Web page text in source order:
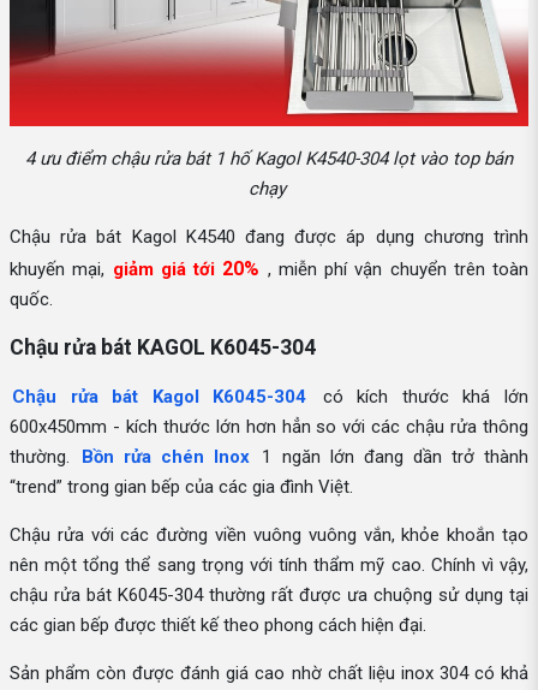
4 ưu điểm chậu rửa bát 1 hố Kagol K4540-304 lọt vào top bán
chạy
Chậu rửa bát Kagol K4540 đang được áp dụng chương trình
khuyến mại, giảm giá tới 20% , miễn phí vận chuyển trên toàn
quốc.
Chậu rửa bát KAGOL K6045-304
Chậu rửa bát Kagol K6045-304
có kích thước khá lớn
600x450mm - kích thước lớn hơn hẳn so với các chậu rửa thông
thường.
Bồn rửa chén Inox
1 ngăn lớn đang dần trở thành
“trend” trong gian bếp của các gia đình Việt.
Chậu rửa với các đường viền vuông vuông vắn, khỏe khoắn tạo
nên một tổng thể sang trọng với tính thẩm mỹ cao. Chính vì vậy,
chậu rửa bát K6045-304 thường rất được ưa chuộng sử dụng tại
các gian bếp được thiết kế theo phong cách hiện đại.
Sản phẩm còn được đánh giá cao nhờ chất liệu inox 304 có khả